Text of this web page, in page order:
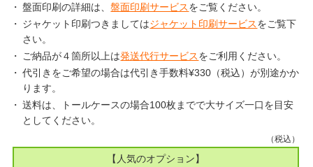
盤面印刷の詳細は、盤面印刷サービスをご覧ください。
ジャケット印刷つきましてはジャケット印刷サービスをご覧下
さい。
ご納品が４箇所以上は発送代行サービスをご利用ください。
代引きをご希望の場合は代引き手数料¥330（税込）が別途かか
ります。
送料は、トールケースの場合100枚までで大サイズ一口を目安
としてください。
（税込）
【人気のオプション】